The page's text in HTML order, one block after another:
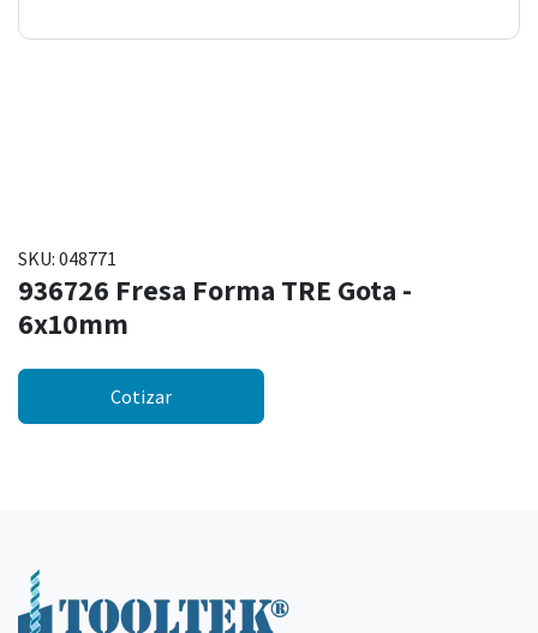
SKU: 048771
936726 Fresa Forma TRE Gota -
6x10mm
Cotizar